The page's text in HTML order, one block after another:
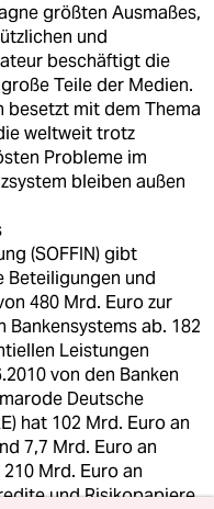
größten Ausmaßes,
und
beschäftigt die
Teile der Medien.
besetzt mit dem Thema
weltweit trotz
Probleme im
bleiben außen
(SOFFIN) gibt
Beteiligungen und
480 Mrd. Euro zur
Bankensystems ab. 182
Leistungen
von den Banken
Deutsche
hat 102 Mrd. Euro an
7,7 Mrd. Euro an
Mrd. Euro an
und Risikopapiere,